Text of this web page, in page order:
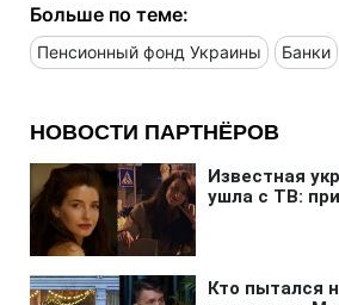
Больше по теме:
Пенсионный фонд Украины Банки